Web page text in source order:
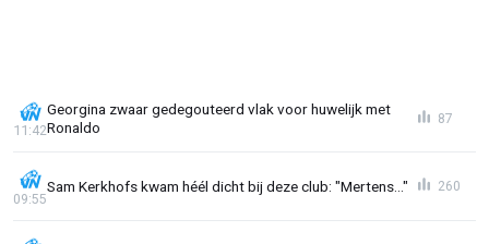
Georgina zwaar gedegouteerd vlak voor huwelijk met
Ronaldo
11:42
87
Sam Kerkhofs kwam héél dicht bij deze club: "Mertens..."
09:55
260